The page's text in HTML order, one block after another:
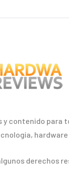
y contenido para
hardware
derechos